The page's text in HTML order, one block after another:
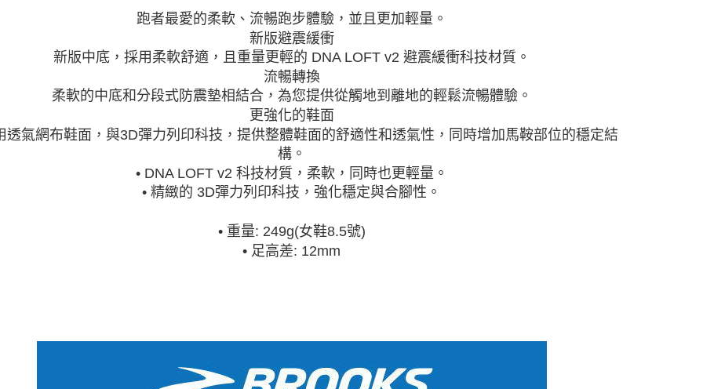
跑者最愛的柔軟、流暢跑步體驗，並且更加輕量。
新版避震緩衝
新版中底，採用柔軟舒適，且重量更輕的 DNA LOFT v2 避震緩衝科技材質。
流暢轉換
柔軟的中底和分段式防震墊相結合，為您提供從觸地到離地的輕鬆流暢體驗。
更強化的鞋面
透氣網布鞋面，與3D彈力列印科技，提供整體鞋面的舒適性和透氣性，同時增加馬鞍部位的穩定結
構。
• DNA LOFT v2 科技材質，柔軟，同時也更輕量。
• 精緻的 3D彈力列印科技，強化穩定與合腳性。
• 重量: 249g(女鞋8.5號)
• 足高差: 12mm